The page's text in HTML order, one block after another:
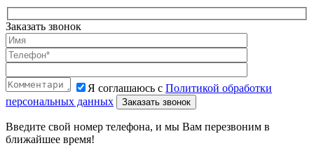
Заказать звонок
Я соглашаюсь с Политикой обработки
персональных данных
Введите свой номер телефона, и мы Вам перезвоним в
ближайшее время!